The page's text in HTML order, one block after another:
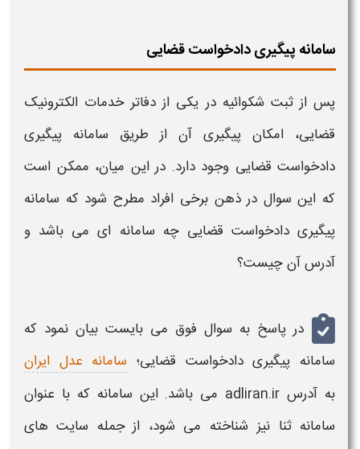
سامانه پیگیری دادخواست قضایی
پس از ثبت شکوائیهدر یکی از دفاتر خدمات الکترونیک
قضایی، امکان پیگیری آن از طریق سامانه پیگیری
دادخواست قضایی وجود دارد. در این میان، ممکن است
که این سوال در ذهن برخی افراد مطرح شود که سامانه
پیگیری دادخواست قضایی چه سامانه ای می باشد و
آدرس آن چیست؟
در پاسخ به سوال فوق می بایست بیان نمود که
سامانه پیگیری دادخواست قضایی؛ سامانه عدل ایران
به آدرس adliran.ir می باشد. این سامانه که با عنوان
سامانه ثنا نیز شناخته می شود، از جمله سایت های